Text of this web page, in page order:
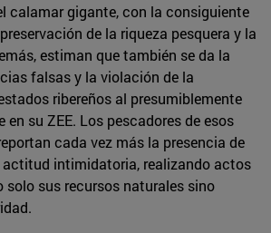
calamar gigante, con la consiguiente
de la riqueza pesquera y la
estiman que también se da la
falsas y la violación de la
ribereños al presumiblemente
en su ZEE. Los pescadores de esos
cada vez más la presencia de
actitud intimidatoria, realizando actos
solo sus recursos naturales sino